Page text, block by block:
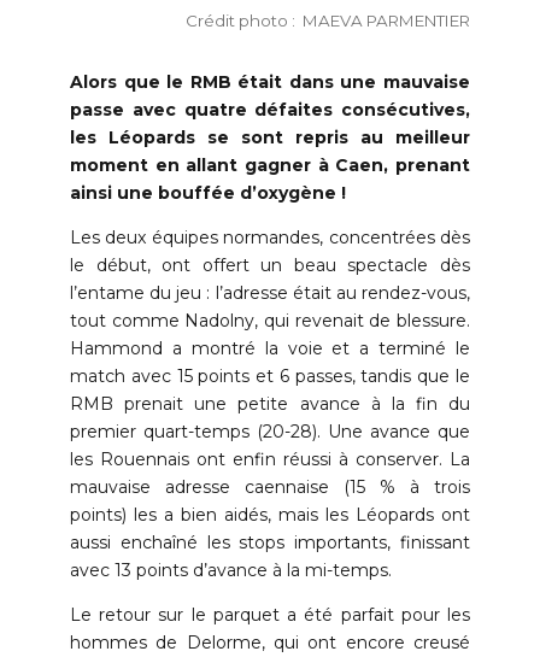
Crédit photo : MAEVA PARMENTIER
Alors que le RMB était dans une mauvaise
passe avec quatre défaites consécutives,
les Léopards se sont repris au meilleur
moment en allant gagner à Caen, prenant
ainsi une bouffée d’oxygène !
Les deux équipes normandes, concentrées dès
le début, ont offert un beau spectacle dès
l’entame du jeu : l’adresse était au rendez-vous,
tout comme Nadolny, qui revenait de blessure.
Hammond a montré la voie et a terminé le
match avec 15 points et 6 passes, tandis que le
RMB prenait une petite avance à la fin du
premier quart-temps (20-28). Une avance que
les Rouennais ont enfin réussi à conserver. La
mauvaise adresse caennaise (15 % à trois
points) les a bien aidés, mais les Léopards ont
aussi enchaîné les stops importants, finissant
avec 13 points d’avance à la mi-temps.
Le retour sur le parquet a été parfait pour les
hommes de Delorme, qui ont encore creusé